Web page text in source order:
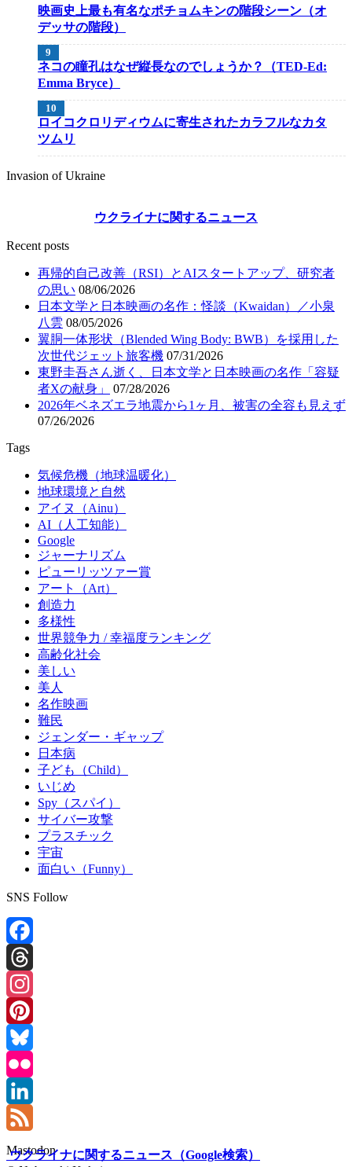
映画史上最も有名なポチョムキンの階段シーン（オ
デッサの階段）
ネコの瞳孔はなぜ縦長なのでしょうか？（TED-Ed:
Emma Bryce）
ロイコクロリディウムに寄生されたカラフルなカタ
ツムリ
Invasion of Ukraine
ウクライナに関するニュース
Recent posts
再帰的自己改善（RSI）とAIスタートアップ、研究者
の思い 08/06/2026
日本文学と日本映画の名作：怪談（Kwaidan）／小泉
八雲 08/05/2026
翼胴一体形状（Blended Wing Body: BWB）を採用した
次世代ジェット旅客機 07/31/2026
東野圭吾さん逝く、日本文学と日本映画の名作「容疑
者Xの献身」
07/28/2026
2026年ベネズエラ地震から1ヶ月、被害の全容も見えず
07/26/2026
Tags
気候危機（地球温暖化）
地球環境と自然
アイヌ（Ainu）
AI（人工知能）
Google
ジャーナリズム
ピューリッツァー賞
アート（Art）
創造力
多様性
世界競争力 / 幸福度ランキング
高齢化社会
美しい
美人
名作映画
難民
ジェンダー・ギャップ
日本病
子ども（Child）
いじめ
Spy（スパイ）
サイバー攻撃
プラスチック
宇宙
面白い（Funny）
SNS Follow
Facebook
Threads
Instagram
Pinterest
Bluesky
Flickr
LinkedIn
Feed
Mastodon
ウクライナに関するニュース（Google検索）